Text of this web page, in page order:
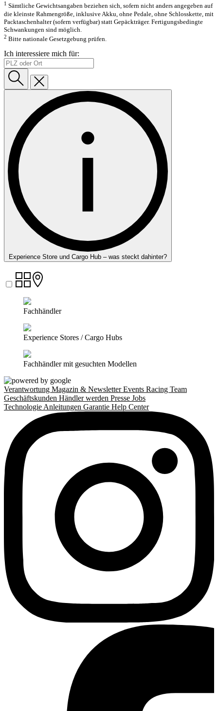
1 Sämtliche Gewichtsangaben beziehen sich, sofern nicht anders angegeben auf
die kleinste Rahmengröße, inklusive Akku, ohne Pedale, ohne Schlosskette, mit
Packtaschenhalter (sofern verfügbar) statt Gepäckträger. Fertigungsbedingte
Schwankungen sind möglich.
2 Bitte nationale Gesetzgebung prüfen.
Ich interessiere mich für:
Experience Store und Cargo Hub – was steckt dahinter?
Fachhändler
Experience Stores / Cargo Hubs
Fachhändler mit gesuchten Modellen
Verantwortung Magazin & NewsletterEvents Racing Team
Geschäftskunden Händler werden Presse Jobs
Technologie Anleitungen Garantie Help Center